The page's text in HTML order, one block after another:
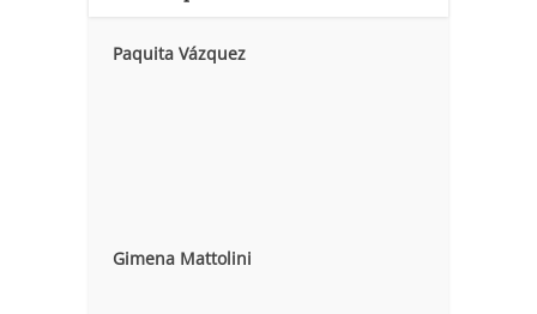
Paquita Vázquez
Gimena Mattolini